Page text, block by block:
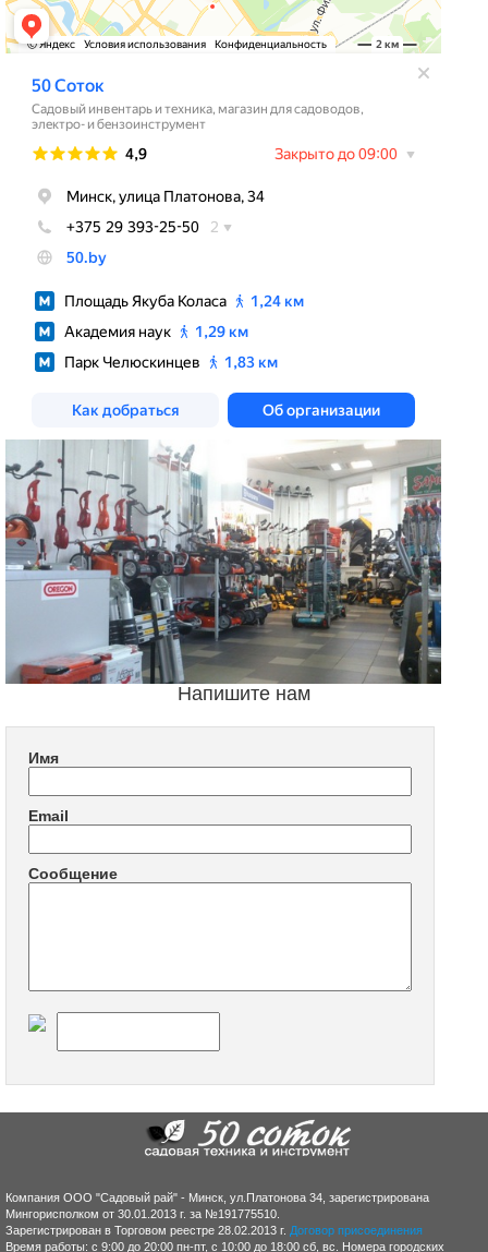
Напишите нам
Имя
Email
Сообщение
Компания ООО "Садовый рай" - Минск, ул.Платонова 34, зарегистрирована
Мингорисполком от 30.01.2013 г. за №191775510.
Зарегистрирован в Торговом реестре 28.02.2013 г. Договор присоединения
Время работы: с 9:00 до 20:00 пн-пт, с 10:00 до 18:00 сб, вс. Номера городских